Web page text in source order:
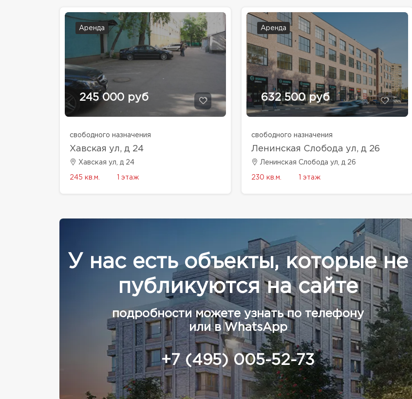
Аренда
245 000 руб
свободного назначения
Хавская ул, д 24
Хавская ул, д 24
245 кв.м. 1 этаж
Аренда
632 500 руб
свободного назначения
Ленинская Слобода ул, д 26
Ленинская Слобода ул, д 26
230 кв.м. 1 этаж
У нас есть объекты, которые не
публикуются на сайте
подробности можете узнать по телефону
или в WhatsApp
+7 (495) 005-52-73